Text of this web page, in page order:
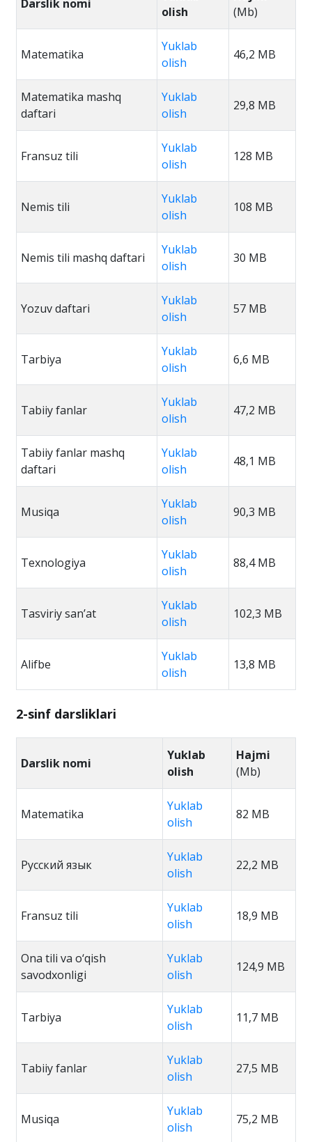
Darslik nomi
olish
(Mb)
Matematika
Yuklab
olish
46,2 MB
Matematika mashq
daftari
Yuklab
olish
29,8 MB
Fransuz tili
Yuklab
olish
128 MB
Nemis tili
Yuklab
olish
108 MB
Nemis tili mashq daftari
Yuklab
olish
30 MB
Yozuv daftari
Yuklab
olish
57 MB
Tarbiya
Yuklab
olish
6,6 MB
Tabiiy fanlar
Yuklab
olish
47,2 MB
Tabiiy fanlar mashq
daftari
Yuklab
olish
48,1 MB
Musiqa
Yuklab
olish
90,3 MB
Texnologiya
Yuklab
olish
88,4 MB
Tasviriy san’at
Yuklab
olish
102,3 MB
Alifbe
Yuklab
olish
13,8 MB
2-sinf darsliklari
Darslik nomi
Yuklab
olish
Hajmi
(Mb)
Matematika
Yuklab
olish
82 MB
Русский язык
Yuklab
olish
22,2 MB
Fransuz tili
Yuklab
olish
18,9 MB
Ona tili va o‘qish
savodxonligi
Yuklab
olish
124,9 MB
Tarbiya
Yuklab
olish
11,7 MB
Tabiiy fanlar
Yuklab
olish
27,5 MB
Musiqa
Yuklab
olish
75,2 MB